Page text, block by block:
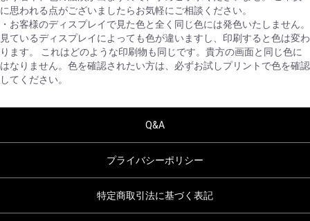
に思われる点がございましたらお気軽にご相談ください。
・お客様のディスプレイで見た色と全く同じ色には発色いたしません。
見ているディスプレイによっても色が違いますし、印刷すると色は変わ
ります。 これはどのような印刷物も同じです。貴方の画面と同じ色に
はなりません。色を確認されたい方は、必ずお試しプリントで色を確認
してください。
Q&A
プライバシーポリシー
特定商取引法に基づく表記